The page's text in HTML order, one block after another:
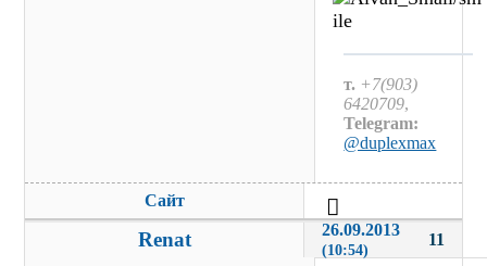
т. +7(903)
6420709,
Telegram:
@duplexmax
Сайт
11
Renat 26.09.2013
(10:54)